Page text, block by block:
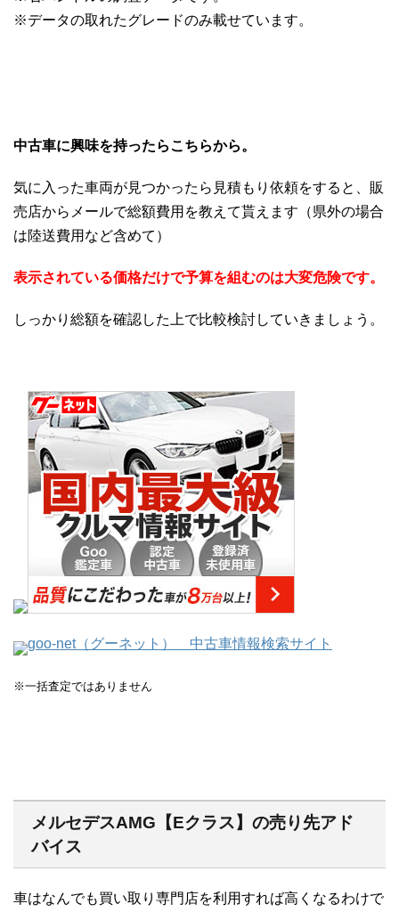
※データの取れたグレードのみ載せています。
中古車に興味を持ったらこちらから。
気に入った車両が見つかったら見積もり依頼をすると、販
売店からメールで総額費用を教えて貰えます（県外の場合
は陸送費用など含めて）
表示されている価格だけで予算を組むのは大変危険です。
しっかり総額を確認した上で比較検討していきましょう。
goo-net（グーネット） 中古車情報検索サイト
※一括査定ではありません
メルセデスAMG【Eクラス】の売り先アド
バイス
車はなんでも買い取り専門店を利用すれば高くなるわけで